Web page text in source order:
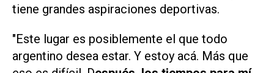
tiene grandes aspiraciones deportivas.
"Este lugar es posiblemente el que todo
argentino desea estar. Y estoy acá. Más que